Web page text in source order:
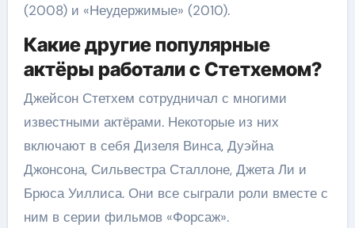
(2008) и «Неудержимые» (2010).
Какие другие популярные
актёры работали с Стетхемом?
Джейсон Стетхем сотрудничал с многими
известными актёрами. Некоторые из них
включают в себя Дизеля Винса, Дуэйна
Джонсона, Сильвестра Сталлоне, Джета Ли и
Брюса Уиллиса. Они все сыграли роли вместе с
ним в серии фильмов «Форсаж».